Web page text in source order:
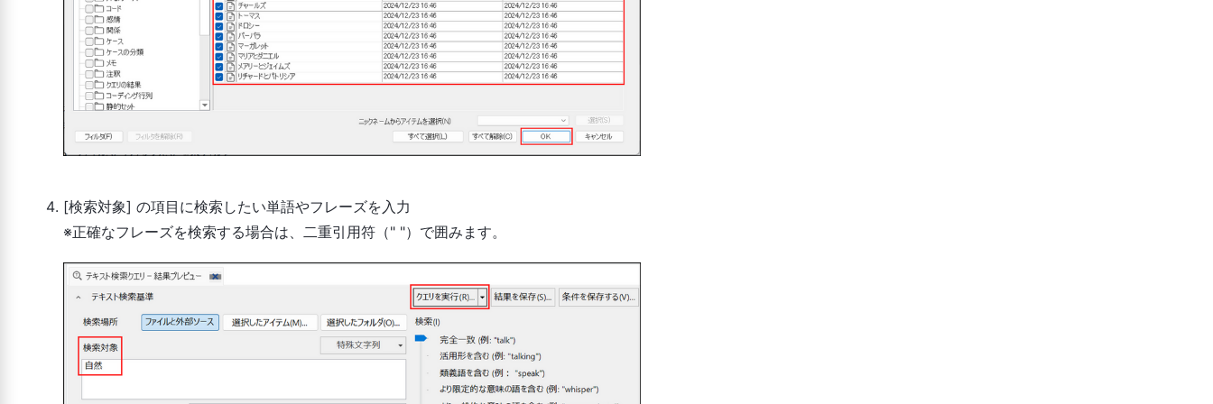
[検索対象] の項目に検索したい単語やフレーズを入力
※正確なフレーズを検索する場合は、二重引用符（" "）で囲みます。